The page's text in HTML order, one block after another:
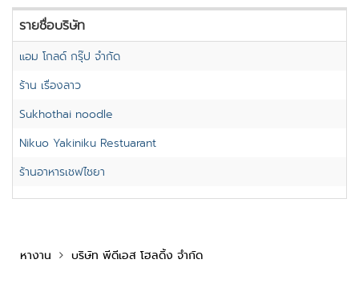
รายชื่อบริษัท
แอม โกลด์ กรุ๊ป จำกัด
ร้าน เรื่องลาว
Sukhothai noodle
Nikuo Yakiniku Restuarant
ร้านอาหารเชฟไชยา
หางาน บริษัท พีดีเอส โฮลดิ้ง จำกัด